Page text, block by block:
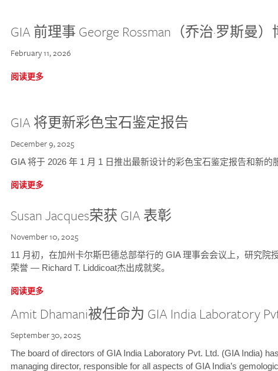
GIA 前理事 George Rossman（乔治·罗斯曼
February 11, 2026
阅读更多
GIA 将更新彩色宝石鉴定报告
December 9, 2025
GIA 将于 2026 年 1 月 1 日推出最新设计的彩色宝石鉴定报告和新的
阅读更多
Susan Jacques荣获 GIA 表彰
November 10, 2025
11 月初，在加州卡尔斯巴德总部举行的 GIA 理事会会议上，研究院
荣誉 — Richard T. Liddicoat杰出成就奖。
阅读更多
Amit Dhamani被任命为 GIA India Laboratory
September 30, 2025
The board of directors of GIA India Laboratory Pvt. Ltd. (GIA India)
managing director, responsible for all aspects of GIA India’s